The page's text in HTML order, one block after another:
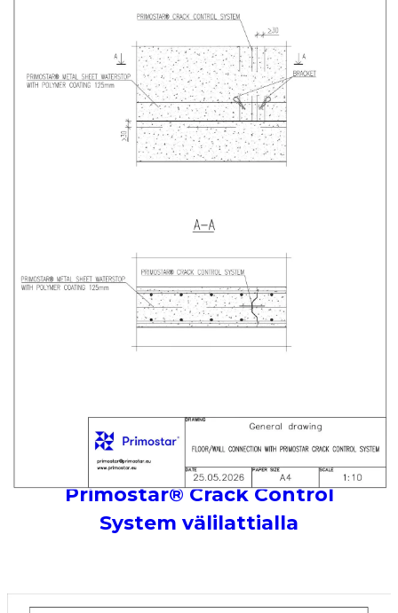
Primostar® Crack Control
System välilattialla